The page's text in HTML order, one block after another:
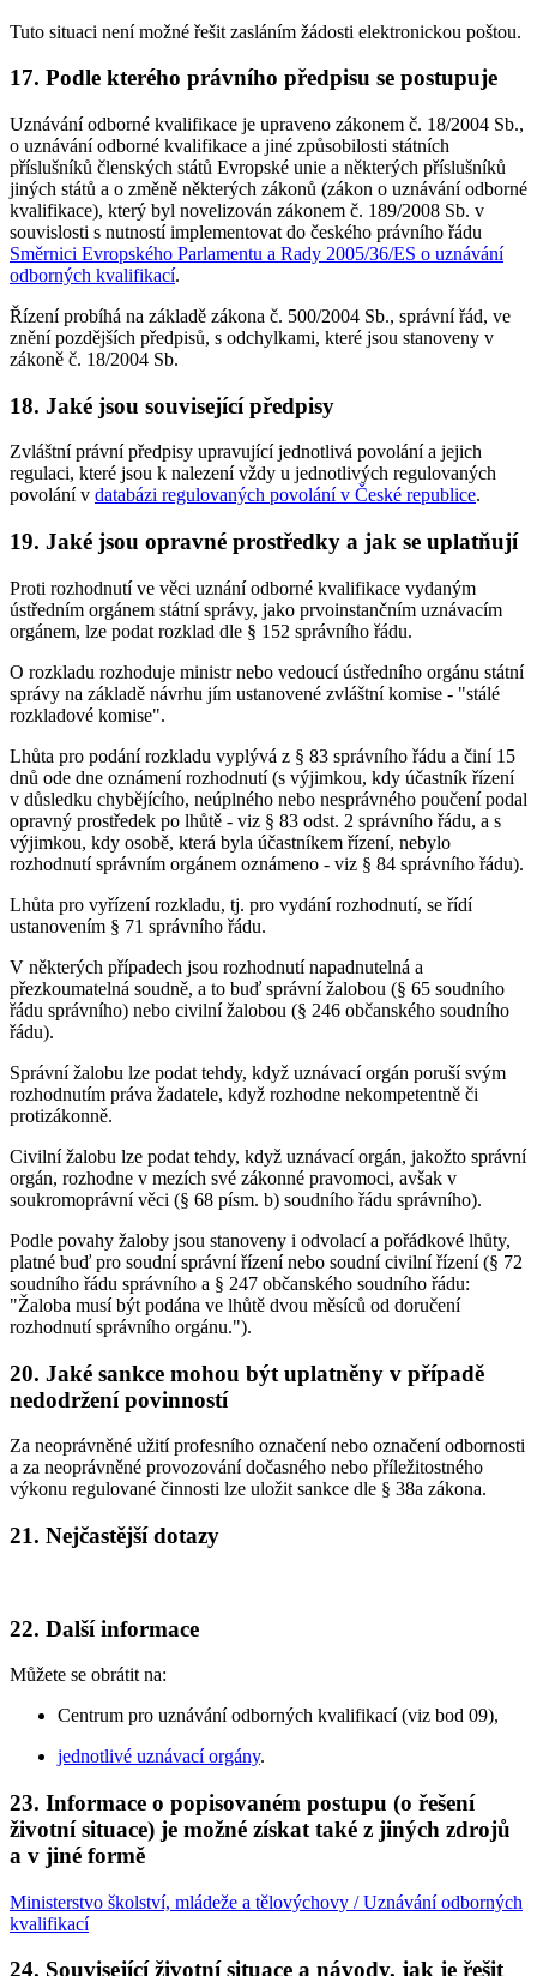
Tuto situaci není možné řešit zasláním žádosti elektronickou poštou.
17. Podle kterého právního předpisu se postupuje
Uznávání odborné kvalifikace je upraveno zákonem č. 18/2004 Sb.,
o uznávání odborné kvalifikace a jiné způsobilosti státních
příslušníků členských států Evropské unie a některých příslušníků
jiných států a o změně některých zákonů (zákon o uznávání odborné
kvalifikace), který byl novelizován zákonem č. 189/2008 Sb. v
souvislosti s nutností implementovat do českého právního řádu
Směrnici Evropského Parlamentu a Rady 2005/36/ES o uznávání
odborných kvalifikací.
Řízení probíhá na základě zákona č. 500/2004 Sb., správní řád, ve
znění pozdějších předpisů, s odchylkami, které jsou stanoveny v
zákoně č. 18/2004 Sb.
18. Jaké jsou související předpisy
Zvláštní právní předpisy upravující jednotlivá povolání a jejich
regulaci, které jsou k nalezení vždy u jednotlivých regulovaných
povolání v databázi regulovaných povolání v České republice.
19. Jaké jsou opravné prostředky a jak se uplatňují
Proti rozhodnutí ve věci uznání odborné kvalifikace vydaným
ústředním orgánem státní správy, jako prvoinstančním uznávacím
orgánem, lze podat rozklad dle § 152 správního řádu.
O rozkladu rozhoduje ministr nebo vedoucí ústředního orgánu státní
správy na základě návrhu jím ustanovené zvláštní komise - "stálé
rozkladové komise".
Lhůta pro podání rozkladu vyplývá z § 83 správního řádu a činí 15
dnů ode dne oznámení rozhodnutí (s výjimkou, kdy účastník řízení
v důsledku chybějícího, neúplného nebo nesprávného poučení podal
opravný prostředek po lhůtě - viz § 83 odst. 2 správního řádu, a s
výjimkou, kdy osobě, která byla účastníkem řízení, nebylo
rozhodnutí správním orgánem oznámeno - viz § 84 správního řádu).
Lhůta pro vyřízení rozkladu, tj. pro vydání rozhodnutí, se řídí
ustanovením § 71 správního řádu.
V některých případech jsou rozhodnutí napadnutelná a
přezkoumatelná soudně, a to buď správní žalobou (§ 65 soudního
řádu správního) nebo civilní žalobou (§ 246 občanského soudního
řádu).
Správní žalobu lze podat tehdy, když uznávací orgán poruší svým
rozhodnutím práva žadatele, když rozhodne nekompetentně či
protizákonně.
Civilní žalobu lze podat tehdy, když uznávací orgán, jakožto správní
orgán, rozhodne v mezích své zákonné pravomoci, avšak v
soukromoprávní věci (§ 68 písm. b) soudního řádu správního).
Podle povahy žaloby jsou stanoveny i odvolací a pořádkové lhůty,
platné buď pro soudní správní řízení nebo soudní civilní řízení (§ 72
soudního řádu správního a § 247 občanského soudního řádu:
"Žaloba musí být podána ve lhůtě dvou měsíců od doručení
rozhodnutí správního orgánu.").
20. Jaké sankce mohou být uplatněny v případě
nedodržení povinností
Za neoprávněné užití profesního označení nebo označení odbornosti
a za neoprávněné provozování dočasného nebo příležitostného
výkonu regulované činnosti lze uložit sankce dle § 38a zákona.
21. Nejčastější dotazy
22. Další informace
Můžete se obrátit na:
Centrum pro uznávání odborných kvalifikací (viz bod 09),
jednotlivé uznávací orgány.
23. Informace o popisovaném postupu (o řešení
životní situace) je možné získat také z jiných zdrojů
a v jiné formě
Ministerstvo školství, mládeže a tělovýchovy / Uznávání odborných
kvalifikací
24. Související životní situace a návody, jak je řešit